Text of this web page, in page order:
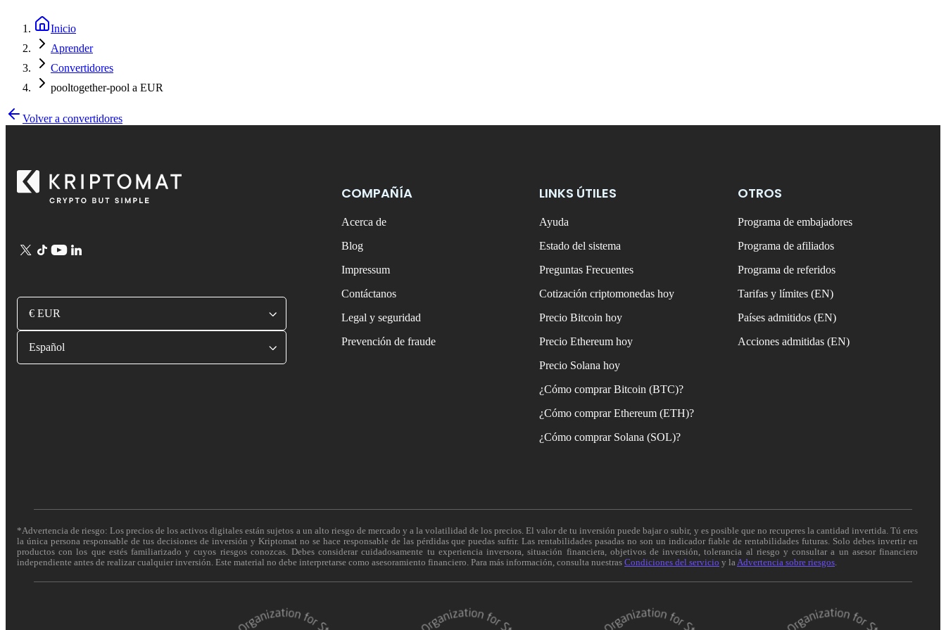
Inicio
Aprender
Convertidores
pooltogether-pool a EUR
Volver a convertidores
€ EUR
Español
COMPAÑÍA
Acerca de
Blog
Impressum
Contáctanos
Legal y seguridad
Prevención de fraude
LINKS ÚTILES
Ayuda
Estado del sistema
Preguntas Frecuentes
Cotización criptomonedas hoy
Precio Bitcoin hoy
Precio Ethereum hoy
Precio Solana hoy
¿Cómo comprar Bitcoin (BTC)?
¿Cómo comprar Ethereum (ETH)?
¿Cómo comprar Solana (SOL)?
OTROS
Programa de embajadores
Programa de afiliados
Programa de referidos
Tarifas y límites (EN)
Países admitidos (EN)
Acciones admitidas (EN)
*Advertencia de riesgo: Los precios de los activos digitales están sujetos a un alto riesgo de mercado y a la volatilidad de los precios. El valor de tu inversión puede bajar o subir, y es posible que no recuperes la cantidad invertida. Tú eres
la única persona responsable de tus decisiones de inversión y Kriptomat no se hace responsable de las pérdidas que puedas sufrir. Las rentabilidades pasadas no son un indicador fiable de rentabilidades futuras. Solo debes invertir en
productos con los que estés familiarizado y cuyos riesgos conozcas. Debes considerar cuidadosamente tu experiencia inversora, situación financiera, objetivos de inversión, tolerancia al riesgo y consultar a un asesor financiero
independiente antes de realizar cualquier inversión. Este material no debe interpretarse como asesoramiento financiero. Para más información, consulta nuestras Condiciones del servicio y la Advertencia sobre riesgos